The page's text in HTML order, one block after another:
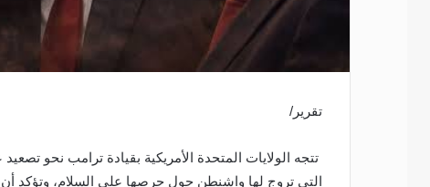
تقرير/
تتجه الولايات المتحدة الأمريكية بقيادة ترامب نحو
التي تروج لها واشنطن حول حرصها على السلام، وتؤكد